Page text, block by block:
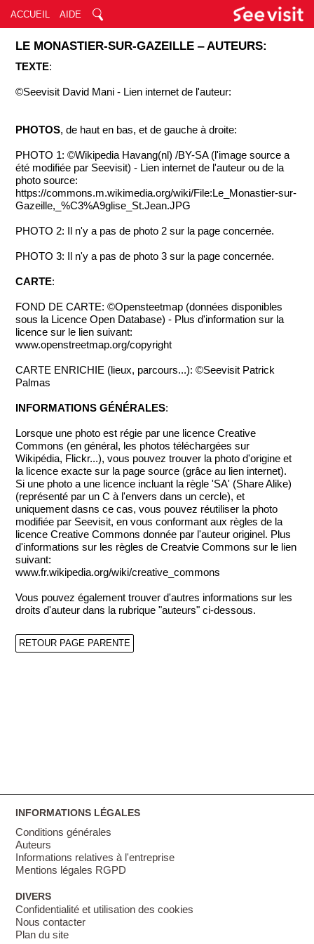
ACCUEIL AIDE
LE MONASTIER-SUR-GAZEILLE ‒ AUTEURS:
TEXTE:
©Seevisit David Mani - Lien internet de l'auteur:
PHOTOS, de haut en bas, et de gauche à droite:
PHOTO 1: ©Wikipedia Havang(nl) /BY-SA (l'image source a
été modifiée par Seevisit) - Lien internet de l'auteur ou de la
photo source:
https://commons.m.wikimedia.org/wiki/File:Le_Monastier-sur-
Gazeille,_%C3%A9glise_St.Jean.JPG
PHOTO 2: Il n'y a pas de photo 2 sur la page concernée.
PHOTO 3: Il n'y a pas de photo 3 sur la page concernée.
CARTE:
FOND DE CARTE: ©Opensteetmap (données disponibles
sous la Licence Open Database) - Plus d'information sur la
licence sur le lien suivant:
www.openstreetmap.org/copyright
CARTE ENRICHIE (lieux, parcours...): ©Seevisit Patrick
Palmas
INFORMATIONS GÉNÉRALES:
Lorsque une photo est régie par une licence Creative
Commons (en général, les photos téléchargées sur
Wikipédia, Flickr...), vous pouvez trouver la photo d'origine et
la licence exacte sur la page source (grâce au lien internet).
Si une photo a une licence incluant la règle 'SA' (Share Alike)
(représenté par un C à l'envers dans un cercle), et
uniquement dasns ce cas, vous pouvez réutiliser la photo
modifiée par Seevisit, en vous conformant aux règles de la
licence Creative Commons donnée par l'auteur originel. Plus
d'informations sur les règles de Creatvie Commons sur le lien
suivant:
www.fr.wikipedia.org/wiki/creative_commons
Vous pouvez également trouver d'autres informations sur les
droits d'auteur dans la rubrique "auteurs" ci-dessous.
RETOUR PAGE PARENTE
INFORMATIONS LÉGALES
Conditions générales
Auteurs
Informations relatives à l'entreprise
Mentions légales RGPD
DIVERS
Confidentialité et utilisation des cookies
Nous contacter
Plan du site